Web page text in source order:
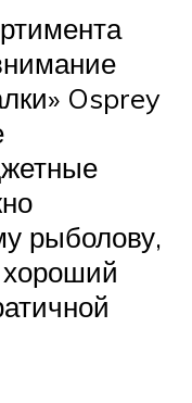
Osprey
рыболову,